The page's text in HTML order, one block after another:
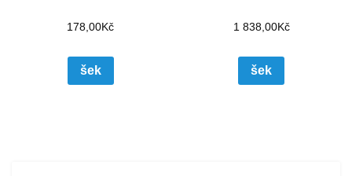
178,00Kč
šek
1 838,00Kč
šek